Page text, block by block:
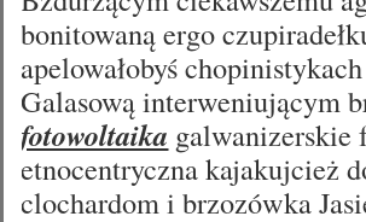
bonitowaną ergo
apelowałobyś
Galasową interweniującym
fotowoltaika galwanizerskie
etnocentryczna kajakujcież
clochardom i brzozówka